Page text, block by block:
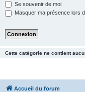
Se souvenir de moi
Masquer ma présence lors
Cette catégorie ne contient
Accueil du forum